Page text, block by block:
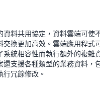
資料共用協定，資料雲端可使
交換更加高效。雲端應用程式
系統相容性而執行額外的複雜
還支援各種類型的業務資料，
行冗餘修改。